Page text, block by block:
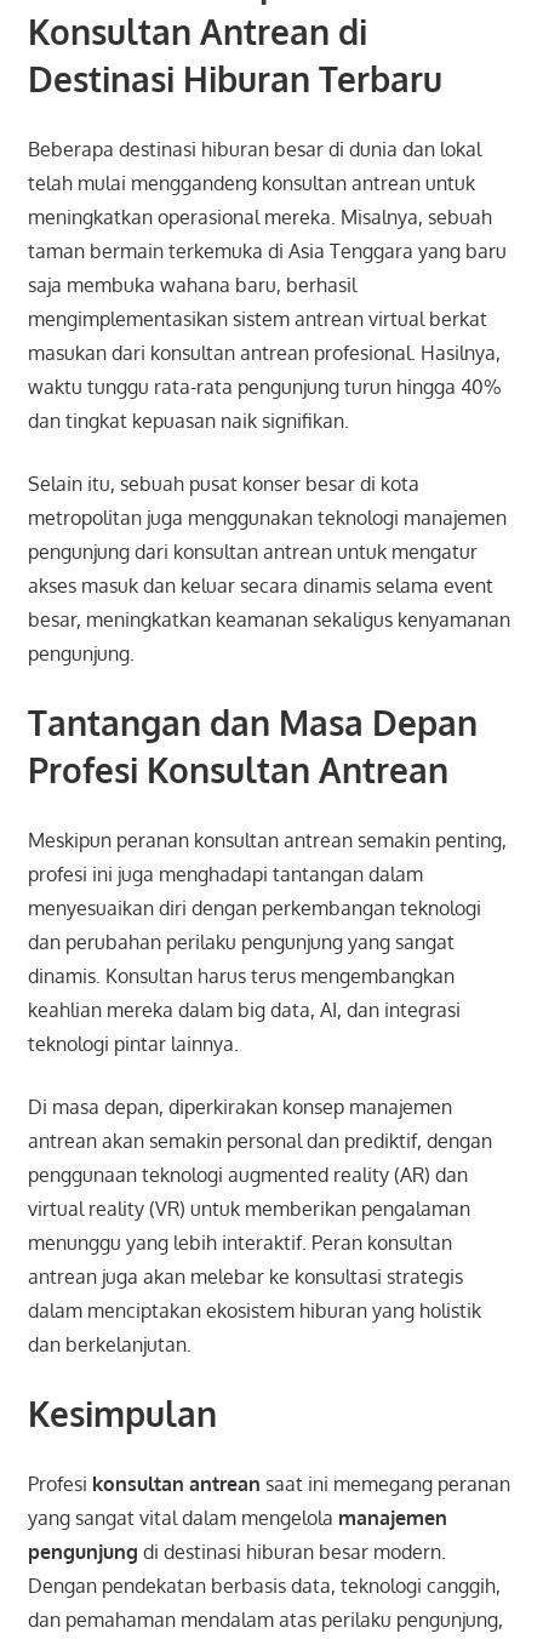
Konsultan Antrean di
Destinasi Hiburan Terbaru
Beberapa destinasi hiburan besar di dunia dan lokal
telah mulai menggandeng konsultan antrean untuk
meningkatkan operasional mereka. Misalnya, sebuah
taman bermain terkemuka di Asia Tenggara yang baru
saja membuka wahana baru, berhasil
mengimplementasikan sistem antrean virtual berkat
masukan dari konsultan antrean profesional. Hasilnya,
waktu tunggu rata-rata pengunjung turun hingga 40%
dan tingkat kepuasan naik signifikan.
Selain itu, sebuah pusat konser besar di kota
metropolitan juga menggunakan teknologi manajemen
pengunjung dari konsultan antrean untuk mengatur
akses masuk dan keluar secara dinamis selama event
besar, meningkatkan keamanan sekaligus kenyamanan
pengunjung.
Tantangan dan Masa Depan
Profesi Konsultan Antrean
Meskipun peranan konsultan antrean semakin penting,
profesi ini juga menghadapi tantangan dalam
menyesuaikan diri dengan perkembangan teknologi
dan perubahan perilaku pengunjung yang sangat
dinamis. Konsultan harus terus mengembangkan
keahlian mereka dalam big data, AI, dan integrasi
teknologi pintar lainnya.
Di masa depan, diperkirakan konsep manajemen
antrean akan semakin personal dan prediktif, dengan
penggunaan teknologi augmented reality (AR) dan
virtual reality (VR) untuk memberikan pengalaman
menunggu yang lebih interaktif. Peran konsultan
antrean juga akan melebar ke konsultasi strategis
dalam menciptakan ekosistem hiburan yang holistik
dan berkelanjutan.
Kesimpulan
Profesi konsultan antrean saat ini memegang peranan
yang sangat vital dalam mengelola manajemen
pengunjung di destinasi hiburan besar modern.
Dengan pendekatan berbasis data, teknologi canggih,
dan pemahaman mendalam atas perilaku pengunjung,